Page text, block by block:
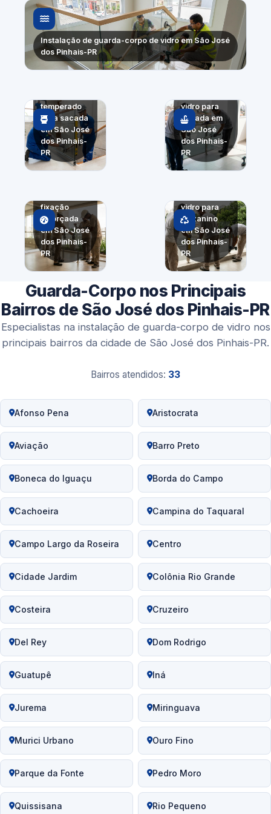
Instalação de guarda-corpo de vidro em São José
dos Pinhais-PR
Guarda-
temperado
para sacada
em São José
dos Pinhais-
PR
vidro para
escada em
São José
dos Pinhais-
PR
Estrutura de
fixação
reforçada
em São José
dos Pinhais-
PR
vidro para
mezanino
em São José
dos Pinhais-
PR
Guarda-Corpo nos Principais
Bairros de São José dos Pinhais-PR
Especialistas na instalação de guarda-corpo de vidro nos
principais bairros da cidade de São José dos Pinhais-PR.
Bairros atendidos: 33
Afonso Pena Aristocrata
Aviação Barro Preto
Boneca do Iguaçu Borda do Campo
Cachoeira Campina do Taquaral
Campo Largo da Roseira Centro
Cidade Jardim Colônia Rio Grande
Costeira Cruzeiro
Del Rey Dom Rodrigo
Guatupê Iná
Jurema Miringuava
Murici Urbano Ouro Fino
Parque da Fonte Pedro Moro
Quissisana Rio Pequeno